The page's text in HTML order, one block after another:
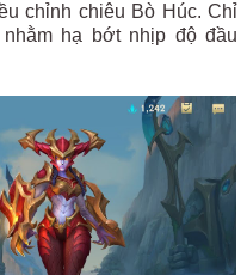
chỉnh chiêu Bò Húc. Chỉ
hạ bớt nhịp độ đầu